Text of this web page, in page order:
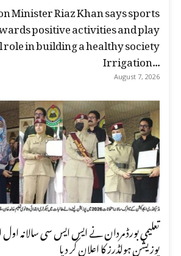
Minister Riaz Khan says sports
positive activities and play
in building a healthy society
Irrigation...
August 7, 2026
پوزیشن ہولڈرز کا اعلان کر دیا